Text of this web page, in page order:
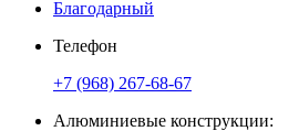
Благодарный
Телефон
+7 (968) 267-68-67
Алюминиевые конструкции: